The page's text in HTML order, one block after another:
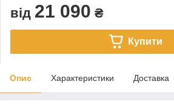
від 21 090 ₴
Купити
Опис Характеристики Доставка